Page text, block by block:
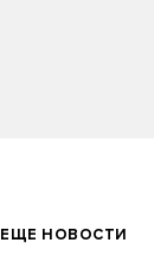
ЕЩЕ НОВОСТИ